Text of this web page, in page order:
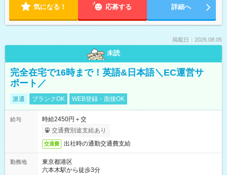
気になる！ 応募する 詳細へ
掲載日：2026.08.05
未読
完全在宅で16時まで！英語&日本語＼EC運営サ
ポート／
派遣 ブランクOK WEB登録・面接OK
給与
時給2450円＋交
交通費別途支給あり
交通費 出社時の通勤交通費支給
勤務地
東京都港区
六本木駅から徒歩3分